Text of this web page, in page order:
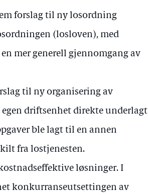
forslag til ny losordning
(losloven), med
mer generell gjennomgang av
til ny organisering av
driftsenhet direkte underlagt
ble lagt til en annen
fra lostjenesten.
løsninger. I
konkurranseutsettingen av